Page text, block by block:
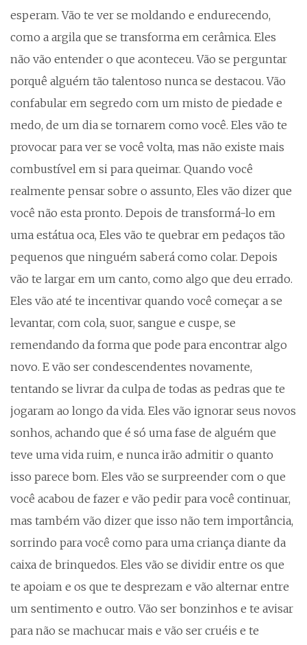
esperam. Vão te ver se moldando e endurecendo,
como a argila que se transforma em cerâmica. Eles
não vão entender o que aconteceu. Vão se perguntar
porquê alguém tão talentoso nunca se destacou. Vão
confabular em segredo com um misto de piedade e
medo, de um dia se tornarem como você. Eles vão te
provocar para ver se você volta, mas não existe mais
combustível em si para queimar. Quando você
realmente pensar sobre o assunto, Eles vão dizer que
você não esta pronto. Depois de transformá-lo em
uma estátua oca, Eles vão te quebrar em pedaços tão
pequenos que ninguém saberá como colar. Depois
vão te largar em um canto, como algo que deu errado.
Eles vão até te incentivar quando você começar a se
levantar, com cola, suor, sangue e cuspe, se
remendando da forma que pode para encontrar algo
novo. E vão ser condescendentes novamente,
tentando se livrar da culpa de todas as pedras que te
jogaram ao longo da vida. Eles vão ignorar seus novos
sonhos, achando que é só uma fase de alguém que
teve uma vida ruim, e nunca irão admitir o quanto
isso parece bom. Eles vão se surpreender com o que
você acabou de fazer e vão pedir para você continuar,
mas também vão dizer que isso não tem importância,
sorrindo para você como para uma criança diante da
caixa de brinquedos. Eles vão se dividir entre os que
te apoiam e os que te desprezam e vão alternar entre
um sentimento e outro. Vão ser bonzinhos e te avisar
para não se machucar mais e vão ser cruéis e te